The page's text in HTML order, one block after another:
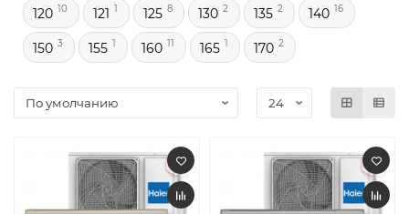
120 10 121 1 125 8 130 2 135 2 140 16
150 3 155 1 160 11 165 1 170 2